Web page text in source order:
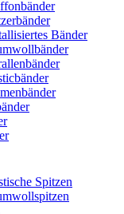
Bänder
Spitzen